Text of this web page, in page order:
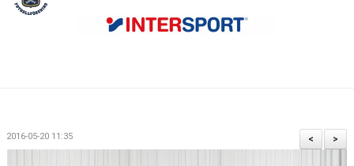
NYHETER
>
<
2016-05-20 11:35